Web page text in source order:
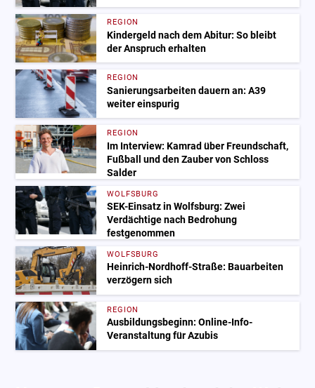
REGION
Kindergeld nach dem Abitur: So bleibt
der Anspruch erhalten
REGION
Sanierungsarbeiten dauern an: A39
weiter einspurig
REGION
Im Interview: Kamrad über Freundschaft,
Fußball und den Zauber von Schloss
Salder
WOLFSBURG
SEK-Einsatz in Wolfsburg: Zwei
Verdächtige nach Bedrohung
festgenommen
WOLFSBURG
Heinrich-Nordhoff-Straße: Bauarbeiten
verzögern sich
REGION
Ausbildungsbeginn: Online-Info-
Veranstaltung für Azubis